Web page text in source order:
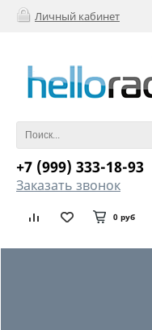
Личный кабинет
+7 (999) 333-18-93
Заказать звонок
0 руб